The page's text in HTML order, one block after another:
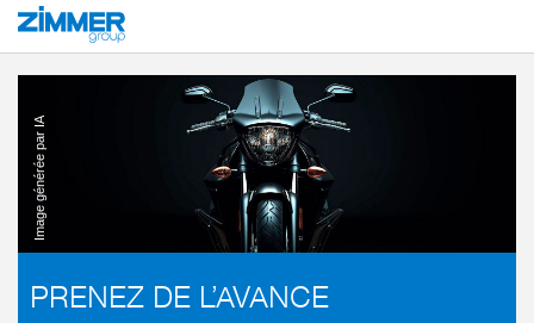
Démarrage Secteurs
Image générée par IA
PRENEZ DE L’AVANCE